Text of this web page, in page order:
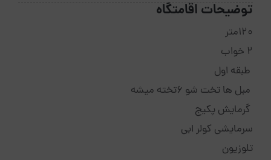
توضیحات اقامتگاه
120متر
2 خواب
طبقه اول
مبل ها تخت شو 6تخته میشه
گرمایش پکیج
سرمایشی کولر ابی
تلوزیون